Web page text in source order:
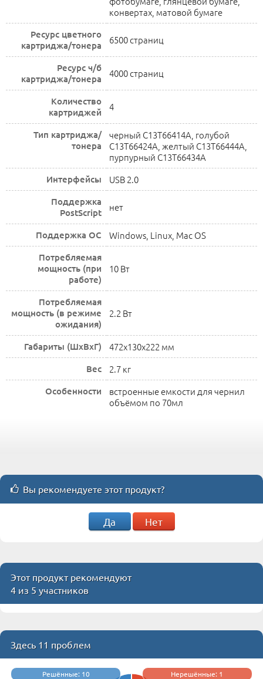
конвертах, матовой бумаге
Ресурс цветного
картриджа/тонера
6500 страниц
Ресурс ч/б
картриджа/тонера
4000 страниц
Количество
картриджей
4
Тип картриджа/
тонера
черный C13T66414A, голубой
C13T66424A, желтый C13T66444A,
пурпурный C13T66434A
Интерфейсы USB 2.0
Поддержка
PostScript
нет
Поддержка ОС Windows, Linux, Mac OS
Потребляемая
мощность (при
работе)
10 Вт
Потребляемая
мощность (в режиме
ожидания)
2.2 Вт
Габариты (ШхВхГ) 472x130x222 мм
Вес 2.7 кг
Особенности
встроенные емкости для чернил
объёмом по 70мл
Вы рекомендуете этот продукт?
Да Нет
Этот продукт рекомендуют
4 из 5 участников
Здесь 11 проблем
Решённые: 10 Нерешённые: 1